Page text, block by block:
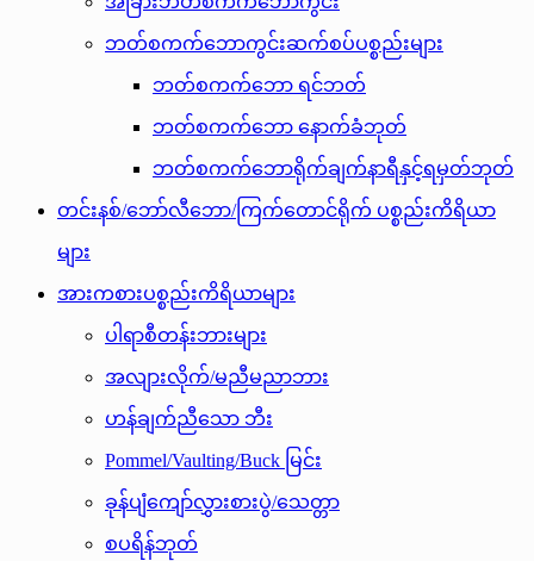
ဘတ်စကက်ဘောကွင်းဆက်စပ်ပစ္စည်းများ
ဘတ်စကက်ဘော ရင်ဘတ်
ဘတ်စကက်ဘော နောက်ခံဘုတ်
ဘတ်စကက်ဘောရိုက်ချက်နာရီနှင့်ရမှတ်ဘုတ်
တင်းနစ်/ဘော်လီဘော/ကြက်တောင်ရိုက် ပစ္စည်းကိရိယာ
များ
အားကစားပစ္စည်းကိရိယာများ
ပါရာစီတန်းဘားများ
အလျားလိုက်/မညီမညာဘား
ဟန်ချက်ညီသော ဘီး
Pommel/Vaulting/Buck မြင်း
ခုန်ပျံကျော်လွှားစားပွဲ/သေတ္တာ
စပရိန်ဘုတ်